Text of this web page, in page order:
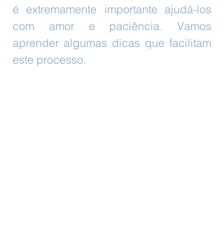
é extremamente importante ajudá-los
com amor e paciência. Vamos
aprender algumas dicas que facilitam
este processo.